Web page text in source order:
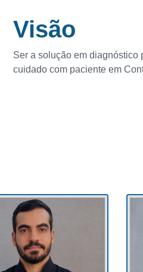
Visão
Ser a solução em diagnóstico
cuidado com paciente em